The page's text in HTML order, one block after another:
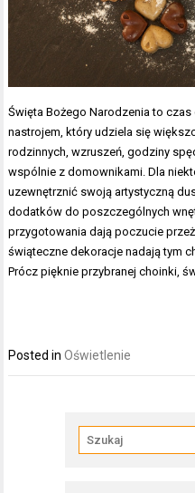
Święta Bożego Narodzenia to
nastrojem, który udziela się
rodzinnych, wzruszeń, godziny
wspólnie z domownikami. Dla
uzewnętrznić swoją artystyczną
dodatków do poszczególnych
przygotowania dają poczucie
świąteczne dekoracje nadają tym
Prócz pięknie przybranej choinki,
Posted inOświetlenie